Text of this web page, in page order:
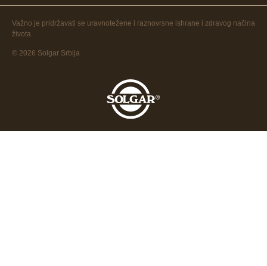
Važno je pridržavati se uravnotežene i raznovrsne ishrane i zdravog načina
života.
© 2026 Solgar Srbija